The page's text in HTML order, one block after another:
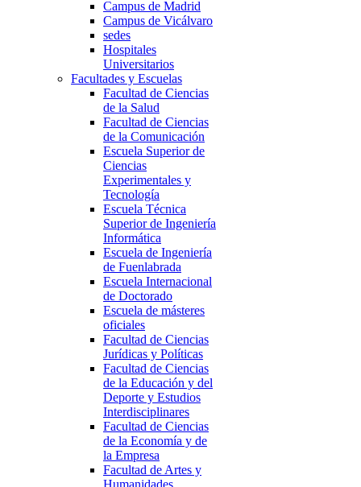
Campus de Madrid
Campus de Vicálvaro
sedes
Hospitales
Universitarios
Facultades y Escuelas
Facultad de Ciencias
de la Salud
Facultad de Ciencias
de la Comunicación
Escuela Superior de
Ciencias
Experimentales y
Tecnología
Escuela Técnica
Superior de Ingeniería
Informática
Escuela de Ingeniería
de Fuenlabrada
Escuela Internacional
de Doctorado
Escuela de másteres
oficiales
Facultad de Ciencias
Jurídicas y Políticas
Facultad de Ciencias
de la Educación y del
Deporte y Estudios
Interdisciplinares
Facultad de Ciencias
de la Economía y de
la Empresa
Facultad de Artes y
Humanidades